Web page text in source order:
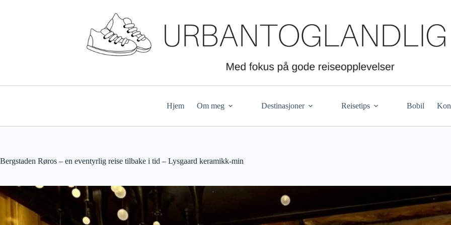
Hjem Om meg Destinasjoner Reisetips Bobil
Bergstaden Røros – en eventyrlig reise tilbake i tid – Lysgaard keramikk-min